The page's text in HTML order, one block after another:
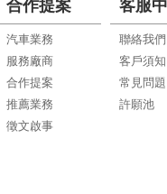
合作提案
汽車業務
服務廠商
合作提案
推薦業務
徵文啟事
客服
聯絡我們
客戶須知
常見問題
許願池